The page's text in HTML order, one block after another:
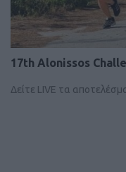
17th Alonissos
Δείτε LIVE τα